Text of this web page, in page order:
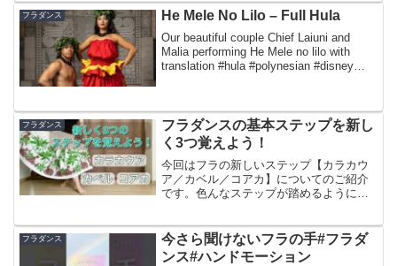
フラダンス He Mele No Lilo – Full Hula
Our beautiful couple Chief Laiuni and
Malia performing He Mele no lilo with
translation #hula #polynesian #disney
フラダンス
フラダンスの基本ステップを新し
く3つ覚えよう！
今回はフラの新しいステップ【カラカウ
ア／カベル／コアカ】についてのご紹介
です。色んなステップが踏めるようにな
【以前ご紹介したステップ動画】【この
チャンネルでは】フラダンス...
フラダンス
今さら聞けないフラの手#フラダ
ンス#ハンドモーション